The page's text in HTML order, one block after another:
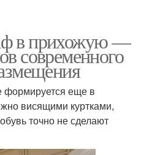
в прихожую —
современного
формируется еще в
висящими куртками,
точно не сделают